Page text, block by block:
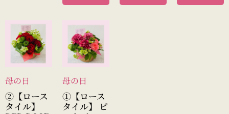
母の日
②【ロース
タイル】
母の日
①【ロース
タイル】 ピ